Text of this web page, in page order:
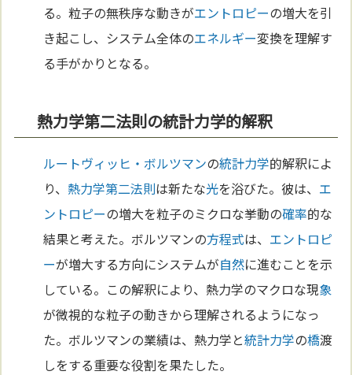
る。粒子の無秩序な動きがエントロピーの増大を引
き起こし、システム全体のエネルギー変換を理解す
る手がかりとなる。
熱力学第二法則の統計力学的解釈
ルートヴィッヒ・ボルツマンの統計力学的解釈によ
り、熱力学第二法則は新たな光を浴びた。彼は、 エ
ントロピーの増大を粒子のミクロな挙動の確率的な
結果と考えた。ボルツマンの方程式は、 エントロピ
ーが増大する方向にシステムが自然に進むことを示
している。この解釈により、熱力学のマクロな現象
が微視的な粒子の動きから理解されるようになっ
た。ボルツマンの業績は、熱力学と統計力学の橋渡
しをする重要な役割を果たした。